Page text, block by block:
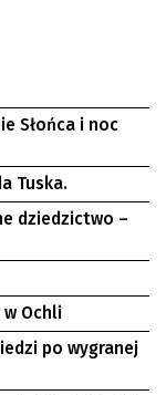
Słońca i noc
Tuska.
dziedzictwo –
w Ochli
po wygranej